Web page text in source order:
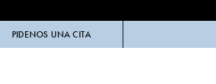
PIDENOS UNA CITA